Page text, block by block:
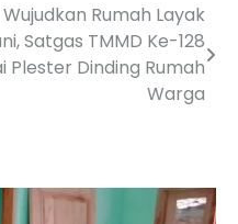
Wujudkan Rumah Layak
Satgas TMMD Ke-128
Plester Dinding Rumah
Warga